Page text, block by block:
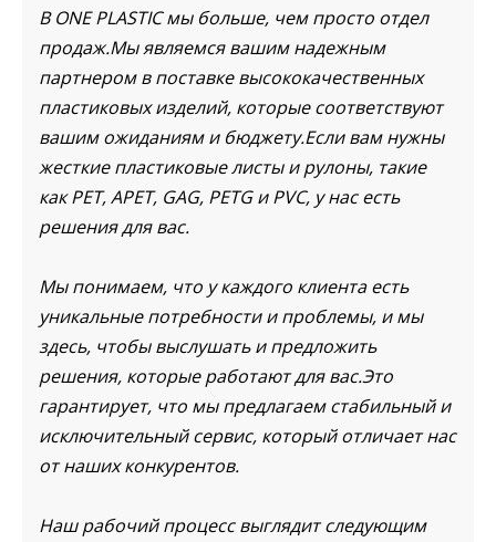
В ONE PLASTIC мы больше, чем просто отдел
продаж.Мы являемся вашим надежным
партнером в поставке высококачественных
пластиковых изделий, которые соответствуют
вашим ожиданиям и бюджету.Если вам нужны
жесткие пластиковые листы и рулоны, такие
как PET, APET, GAG, PETG и PVC, у нас есть
решения для вас.
Мы понимаем, что у каждого клиента есть
уникальные потребности и проблемы, и мы
здесь, чтобы выслушать и предложить
решения, которые работают для вас.Это
гарантирует, что мы предлагаем стабильный и
исключительный сервис, который отличает нас
от наших конкурентов.
Наш рабочий процесс выглядит следующим